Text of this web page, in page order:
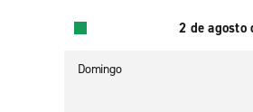
2 de agosto
Domingo